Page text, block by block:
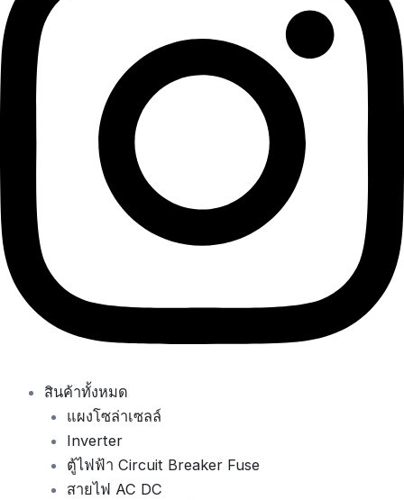
สินค้าทั้งหมด
แผงโซล่าเซลล์
Inverter
ตู้ไฟฟ้า Circuit Breaker Fuse
สายไฟ AC DC